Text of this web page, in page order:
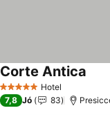
5 KategóriaHotel
Corte Antica
7,8 Jó 83